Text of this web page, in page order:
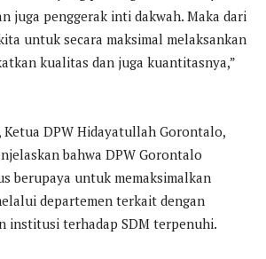
juga penggerak inti dakwah. Maka dari
untuk secara maksimal melaksankan
kualitas dan juga kuantitasnya,”
Ketua DPW Hidayatullah Gorontalo,
bahwa DPW Gorontalo
berupaya untuk memaksimalkan
departemen terkait dengan
institusi terhadap SDM terpenuhi.